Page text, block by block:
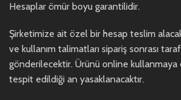
Hesaplar ömür boyu garantilidir.
Şirketimize ait özel bir hesap teslim
ve kullanım talimatları sipariş sonrası
gönderilecektir. Ürünü online kullanmaya
tespit edildiği an yasaklanacaktır.